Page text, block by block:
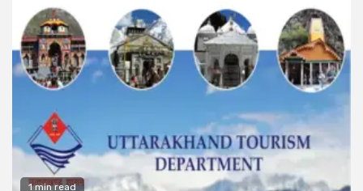
1 min read